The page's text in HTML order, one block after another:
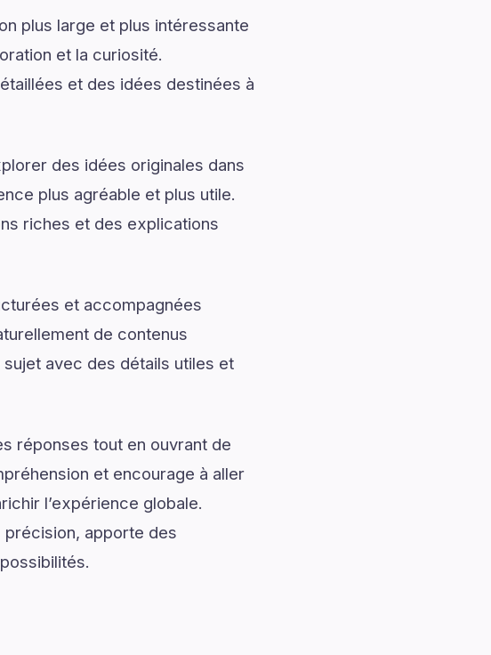
plus large et plus intéressante
et la curiosité.
et des idées destinées à
des idées originales dans
plus agréable et plus utile.
riches et des explications
et accompagnées
de contenus
avec des détails utiles et
réponses tout en ouvrant de
et encourage à aller
l’expérience globale.
précision, apporte des